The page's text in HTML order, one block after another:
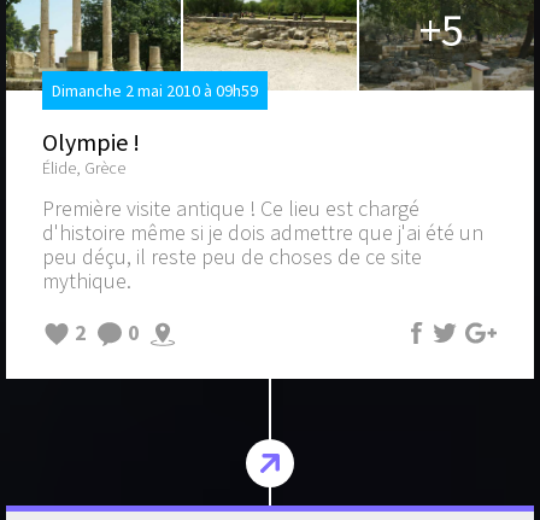
+5
Dimanche 2 mai 2010 à 09h59
Olympie !
Élide, Grèce
Première visite antique ! Ce lieu est chargé
d'histoire même si je dois admettre que j'ai été un
peu déçu, il reste peu de choses de ce site
mythique.
2
0